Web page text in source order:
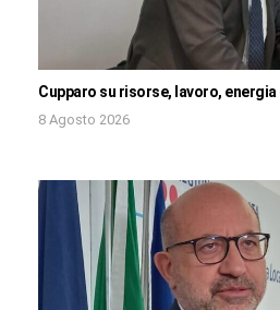
Cupparo su risorse, lavoro, energia
8 Agosto 2026